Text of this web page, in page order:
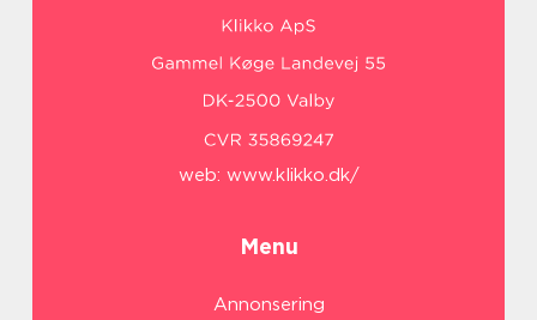
web: www.klikko.dk/
Menu
Annonsering